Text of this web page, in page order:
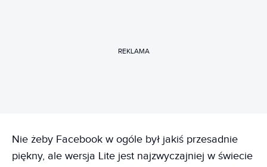
REKLAMA
Nie żeby Facebook w ogóle był jakiś przesadnie
piękny, ale wersja Lite jest najzwyczajniej w świecie